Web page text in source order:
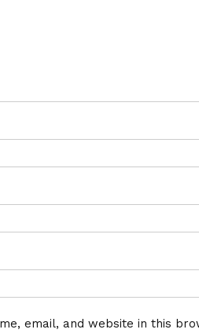
email, and website in this